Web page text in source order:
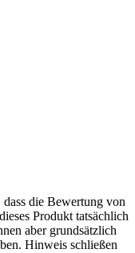
die Bewertung von
Produkt tatsächlich
aber grundsätzlich
Hinweis schließen